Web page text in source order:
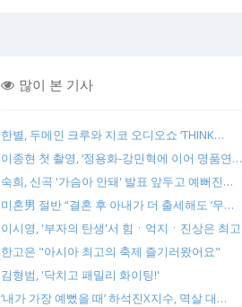
많이 본 기사
한별, 두메인 크루와 지코 오디오쇼 ‘THINK…
이종현 첫 촬영, ‘정용화-강민혁에 이어 명품연…
숙희, 신곡 '가슴아 안돼' 발표 앞두고 예뻐진…
미혼男 절반 “결혼 후 아내가 더 출세해도 ‘무…
이시영, '부자의 탄생'서 힘ㆍ억지ㆍ진상은 최고
한고은 "아시아 최고의 축제 즐기러왔어요"
김형범, '닥치고 패밀리 화이팅!'
‘내가 가장 예뻤을 때’ 하석진X지수, 멱살 대…